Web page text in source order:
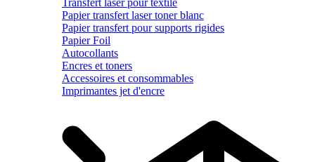
Papier transfert laser toner blanc
Papier transfert pour supports rigides
Papier Foil
Autocollants
Encres et toners
Accessoires et consommables
Imprimantes jet d'encre